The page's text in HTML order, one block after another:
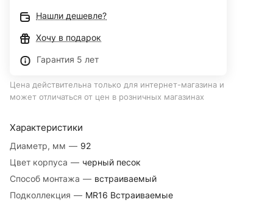
Характеристики
Диаметр, мм — 92
Цвет корпуса — черный песок
Способ монтажа — встраиваемый
Подколлекция — MR16 Встраиваемые
Нашли дешевле?
Хочу в подарок
Гарантия 5 лет
Цена действительна только для интернет-магазина и
может отличаться от цен в розничных магазинах